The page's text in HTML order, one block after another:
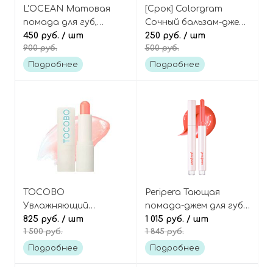
L'OCEAN Матовая
помада для губ,
оттенок 04 Natural
Cherry, Reve Matt Stick
450 руб. / шт
900 руб.
Подробнее
[Срок] Colorgram
Сочный бальзам-джем
для губ, оттенок 08
Plum Jam, Tintin Dory
Lip Jam
250 руб. / шт
500 руб.
Подробнее
TOCOBO
Увлажняющий
оттеночный бальзам
для губ, оттенок 001
Coral Water, Glow Ritual
825 руб. / шт
1 500 руб.
Подробнее
Peripera Тающая
помада-джем для губ,
оттенок 01 Peach
Fondue, Heart Jam
Glow Lip
1 015 руб. / шт
1 845 руб.
Подробнее